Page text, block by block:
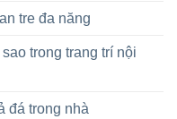
tre đa năng
trong trang trí nội
đá trong nhà